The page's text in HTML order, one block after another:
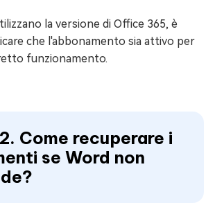
la versione di Office 365, è
che l'abbonamento sia attivo per
funzionamento.
Come recuperare i
se Word non